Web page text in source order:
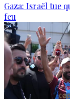
Gaza: Israël tue
feu